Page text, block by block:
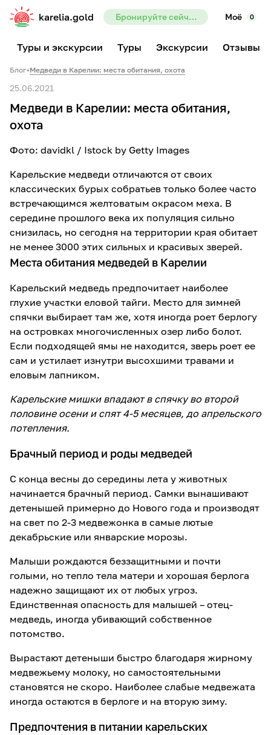
karelia.gold Бронируйте сейчас — предоплата всего 10% Моё 0
Туры и экскурсии Туры Экскурсии Отзывы
Блог•Медведи в Карелии: места обитания, охота
25.06.2021
Медведи в Карелии: места обитания,
охота
Фото: davidkl / Istock by Getty Images
Карельские медведи отличаются от своих
классических бурых собратьев только более часто
встречающимся желтоватым окрасом меха. В
середине прошлого века их популяция сильно
снизилась, но сегодня на территории края обитает
не менее 3000 этих сильных и красивых зверей.
Места обитания медведей в Карелии
Карельский медведь предпочитает наиболее
глухие участки еловой тайги. Место для зимней
спячки выбирает там же, хотя иногда роет берлогу
на островках многочисленных озер либо болот.
Если подходящей ямы не находится, зверь роет ее
сам и устилает изнутри высохшими травами и
еловым лапником.
Карельские мишки впадают в спячку во второй
половине осени и спят 4-5 месяцев, до апрельского
потепления.
Брачный период и роды медведей
С конца весны до середины лета у животных
начинается брачный период. Самки вынашивают
детенышей примерно до Нового года и производят
на свет по 2-3 медвежонка в самые лютые
декабрьские или январские морозы.
Малыши рождаются беззащитными и почти
голыми, но тепло тела матери и хорошая берлога
надежно защищают их от любых угроз.
Единственная опасность для малышей – отец-
медведь, иногда убивающий собственное
потомство.
Вырастают детеныши быстро благодаря жирному
медвежьему молоку, но самостоятельными
становятся не скоро. Наиболее слабые медвежата
иногда остаются в берлоге и на вторую зиму.
Предпочтения в питании карельских